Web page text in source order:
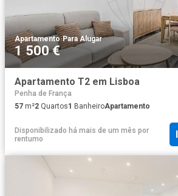
Apartamento·Para Alugar
1 500 €
Apartamento T2 em Lisboa
Penha de França
57 m²2 Quartos1 BanheiroApartamento
Disponibilizado há mais de um mês por
rentumo